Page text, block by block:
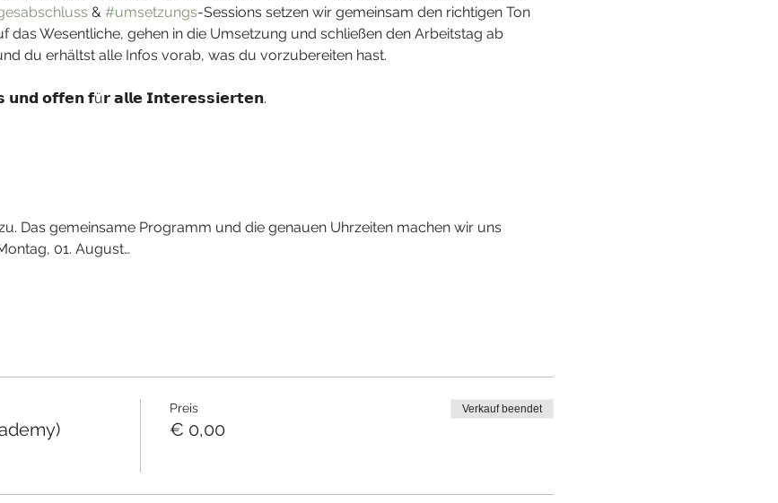
& #umsetzungs-Sessions setzen wir gemeinsam den richtigen Ton
das Wesentliche, gehen in die Umsetzung und schließen den Arbeitstag ab
du erhältst alle Infos vorab, was du vorzubereiten hast.
𝗼𝗳𝗳𝗲𝗻 𝗳ü𝗿 𝗮𝗹𝗹𝗲 𝗜𝗻𝘁𝗲𝗿𝗲𝘀𝘀𝗶𝗲𝗿𝘁𝗲𝗻.
Das gemeinsame Programm und die genauen Uhrzeiten machen wir uns
01. August…
Preis
€ 0,00
Verkauf beendet